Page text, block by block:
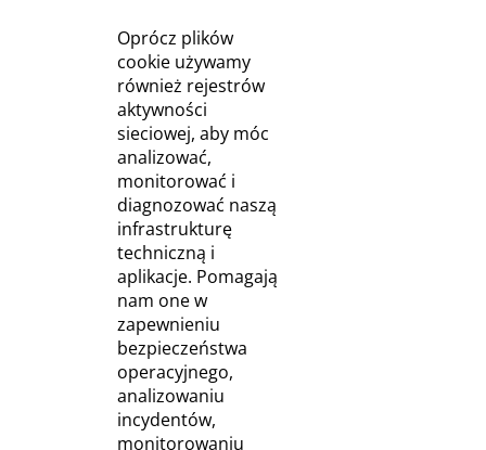
Oprócz plików
cookie używamy
również rejestrów
aktywności
sieciowej, aby móc
analizować,
monitorować i
diagnozować naszą
infrastrukturę
techniczną i
aplikacje. Pomagają
nam one w
zapewnieniu
bezpieczeństwa
operacyjnego,
analizowaniu
incydentów,
monitorowaniu